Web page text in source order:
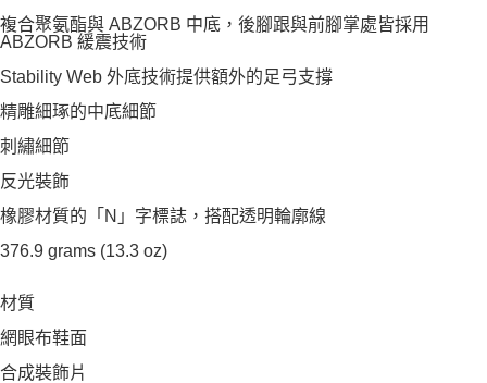
複合聚氨酯與 ABZORB 中底，後腳跟與前腳掌處皆採用
ABZORB 緩震技術
Stability Web 外底技術提供額外的足弓支撐
精雕細琢的中底細節
刺繡細節
反光裝飾
橡膠材質的「N」字標誌，搭配透明輪廓線
376.9 grams (13.3 oz)
材質
網眼布鞋面
合成裝飾片